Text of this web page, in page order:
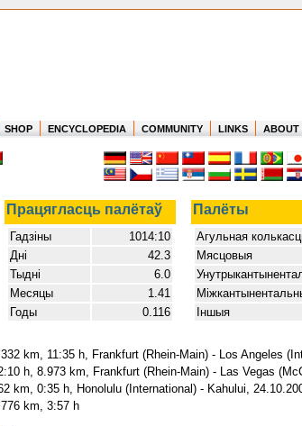
in the world have you flown?
long have you been in the air?
your own FlightMemory and see!
SHOP ENCYCLOPEDIA COMMUNITY LINKS ABOUT
Працягласць палётаў Палёты
Гадзіны
1014:10
Дні
42.3
Тыдні
6.0
Месяцы
1.41
Годы
0.116
Агульная
Мясцовыя
Іншыя
km, 11:35 h, Frankfurt (Rhein-Main) - Los Angeles
h, 8.973 km, Frankfurt (Rhein-Main) - Las Vegas
km, 0:35 h, Honolulu (International) - Kahului,
km, 3:57 h